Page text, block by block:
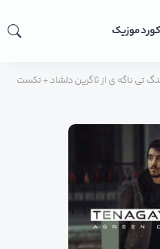
کورد موزیک
تی ناگه ی از ئاگرین دلشاد + تکست